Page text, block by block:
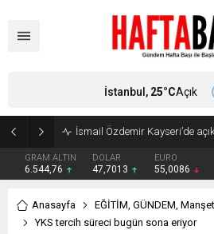
GRAM ALTIN
6.544,76
DOLAR
47,7013
EURO
55,0086
İstanbul, 25°CAçık
Anasayfa EĞİTİM, GÜNDEM, Manşet
YKS tercih süreci bugün sona eriyor